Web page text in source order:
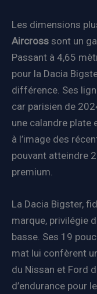
Les dimensions
Aircross sont un
Passant à 4,65
pour la Dacia
différence. Ses
car parisien de
une calandre plate
à l’image des
pouvant atteindre
premium.
La Dacia Bigster,
marque, privilégie
basse. Ses 19
mat lui confèrent
du Nissan et Ford
d’endurance pour